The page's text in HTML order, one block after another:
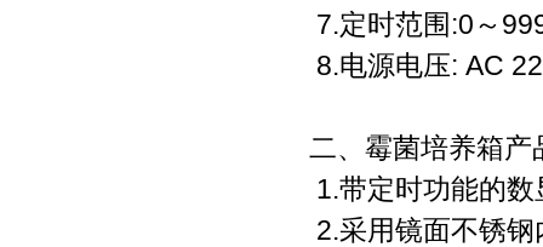
7.定时范围:0～
8.电源电压: AC
二、霉菌培养箱
1.带定时功能的
2.采用镜面不锈